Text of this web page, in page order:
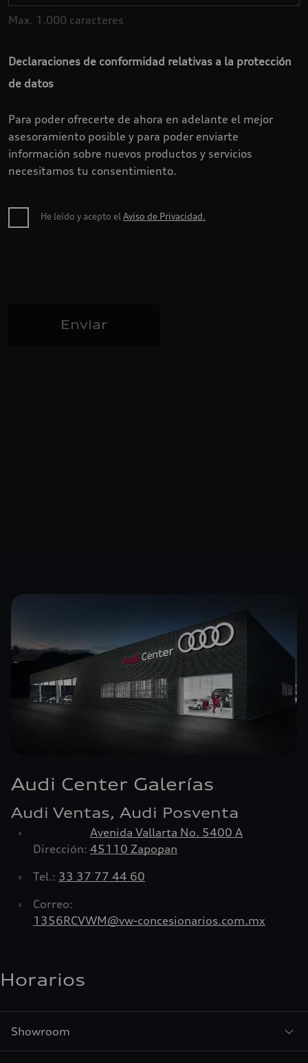
Audi Center Galerías
Audi Ventas, Audi Posventa
›
Dirección:
Avenida Vallarta No. 5400 A
45110 Zapopan
›
Tel.: 33 37 77 44 60
›
Correo:
1356RCVWM@vw-concesionarios.com.mx
Horarios
Showroom